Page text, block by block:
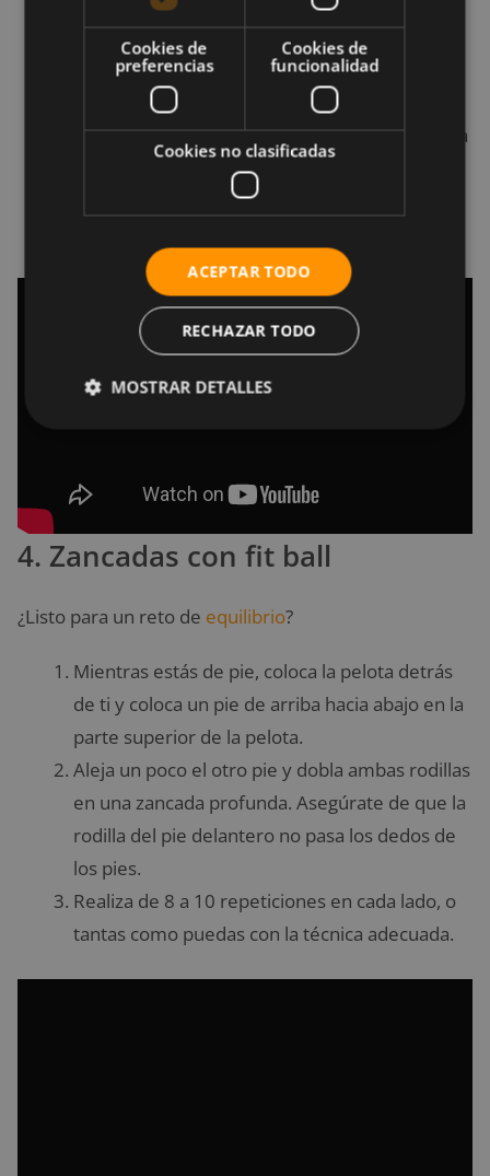
Exhala y lentamente acerca las rodillas hacia
las caderas, de modo que los pies descansen
sobre la pelota.
Haz una pausa durante unos segundos en esta
posición y luego inhala, estirando las piernas
4. Zancadas con fit ball
¿Listo para un reto de equilibrio?
Mientras estás de pie, coloca la pelota detrás
de ti y coloca un pie de arriba hacia abajo en la
parte superior de la pelota.
Aleja un poco el otro pie y dobla ambas rodillas
en una zancada profunda. Asegúrate de que la
rodilla del pie delantero no pasa los dedos de
los pies.
Realiza de 8 a 10 repeticiones en cada lado, o
tantas como puedas con la técnica adecuada.
Cookies de
preferencias
Cookies de
funcionalidad
Cookies no clasificadas
ACEPTAR TODO
RECHAZAR TODO
MOSTRAR DETALLES